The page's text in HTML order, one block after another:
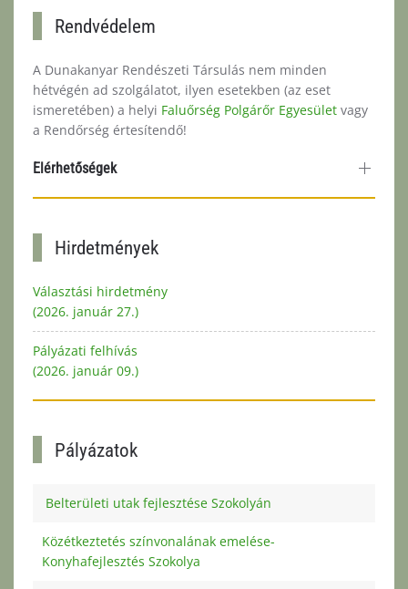
Rendvédelem
A Dunakanyar Rendészeti Társulás nem minden
hétvégén ad szolgálatot, ilyen esetekben (az eset
ismeretében) a helyi Faluőrség Polgárőr Egyesület vagy
a Rendőrség értesítendő!
Elérhetőségek
Hirdetmények
Választási hirdetmény
(2026. január 27.)
Pályázati felhívás
(2026. január 09.)
Pályázatok
Belterületi utak fejlesztése Szokolyán
Közétkeztetés színvonalának emelése-
Konyhafejlesztés Szokolya